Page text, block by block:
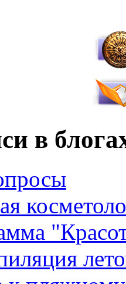
в